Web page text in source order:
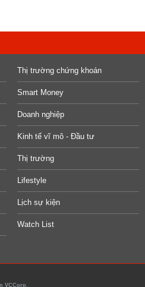
Thị trường chứng khoán
Smart Money
Doanh nghiệp
Kinh tế vĩ mô - Đầu tư
Thị trường
Lifestyle
Lịch sự kiện
Watch List
VCCorp.